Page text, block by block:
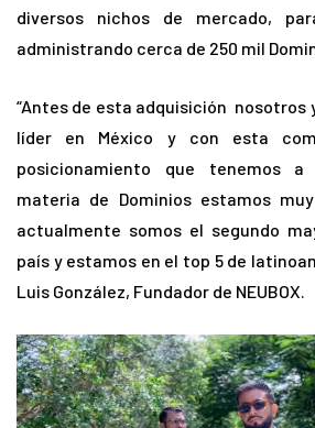
diversos nichos de mercado,
administrando cerca de 250 mil
“Antes de esta adquisición nosotros
líder en México y con esta
posicionamiento que tenemos
materia de Dominios estamos
actualmente somos el segundo
país y estamos en el top 5 de
Luis González, Fundador de NEUBOX.